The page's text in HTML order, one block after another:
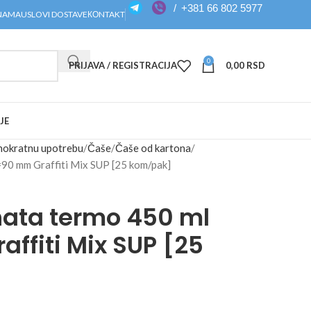
USLOVI DOSTAVEКОNTAKT
/ +381 66 802 5977
PRIJAVA / REGISTRACIJA 0 0,00 RSD
upotrebu Čaše Čaše od kartona
mm Graffiti Mix SUP [25 kom/pak]
termo 450 ml
Mix SUP [25